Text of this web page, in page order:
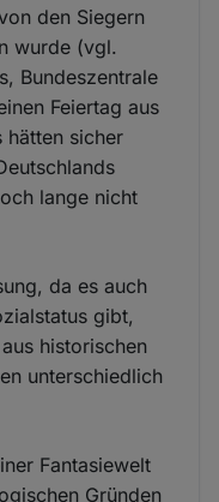
den Siegern
wurde (vgl.
Bundeszentrale
Feiertag aus
hätten sicher
lange nicht
da es auch
gibt,
historischen
unterschiedlich
Fantasiewelt
Gründen